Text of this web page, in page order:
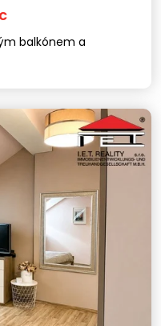
balkónem a